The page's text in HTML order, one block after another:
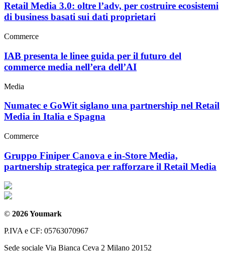
Retail Media 3.0: oltre l’adv, per costruire ecosistemi
di business basati sui dati proprietari
Commerce
IAB presenta le linee guida per il futuro del
commerce media nell’era dell’AI
Media
Numatec e GoWit siglano una partnership nel Retail
Media in Italia e Spagna
Commerce
Gruppo Finiper Canova e in-Store Media,
partnership strategica per rafforzare il Retail Media
© 2026 Youmark
P.IVA e CF: 05763070967
Sede sociale Via Bianca Ceva 2 Milano 20152